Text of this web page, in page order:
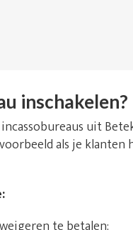
inschakelen?
uit
als je